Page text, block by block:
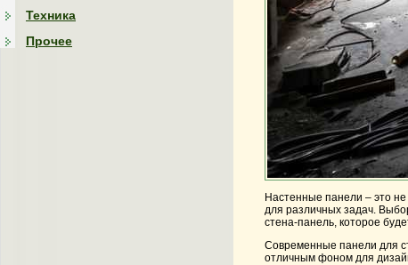
Техника
Прочее
Настенные панели – это
для различных задач.
стена-панель, которое
Современные панели для
отличным фоном для